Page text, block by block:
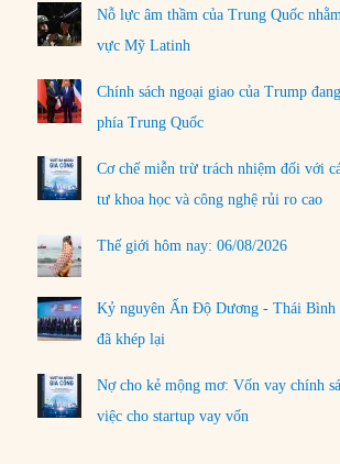
Nỗ lực âm thầm của Trung Quốc
vực Mỹ Latinh
Chính sách ngoại giao của Trump
phía Trung Quốc
Cơ chế miễn trừ trách nhiệm đối với
tư khoa học và công nghệ rủi ro cao
Thế giới hôm nay: 06/08/2026
Kỷ nguyên Ấn Độ Dương - Thái Bình
đã khép lại
Nợ cho kẻ mộng mơ: Vốn vay chính
việc cho startup vay vốn